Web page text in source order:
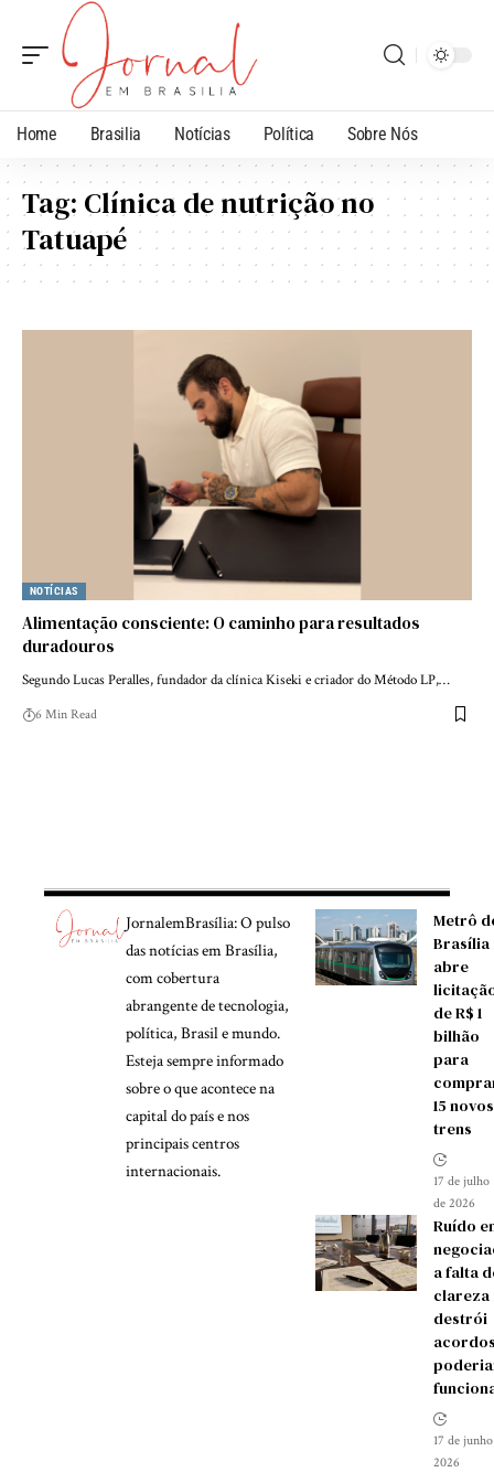
Home Brasilia Notícias Política Sobre Nós
Tag: Clínica de nutrição no
Tatuapé
NOTÍCIAS
Alimentação consciente: O caminho para resultados
duradouros
Segundo Lucas Peralles, fundador da clínica Kiseki e criador do Método LP,…
6 Min Read
JornalemBrasília: O pulso
das notícias em Brasília,
com cobertura
abrangente de tecnologia,
política, Brasil e mundo.
Esteja sempre informado
sobre o que acontece na
capital do país e nos
principais centros
internacionais.
Metrô
Brasília
abre
de R$ 1
bilhão
para
15 novos
trens
17 de julho
de 2026
Ruído
a falta
clareza
destrói
17 de
2026